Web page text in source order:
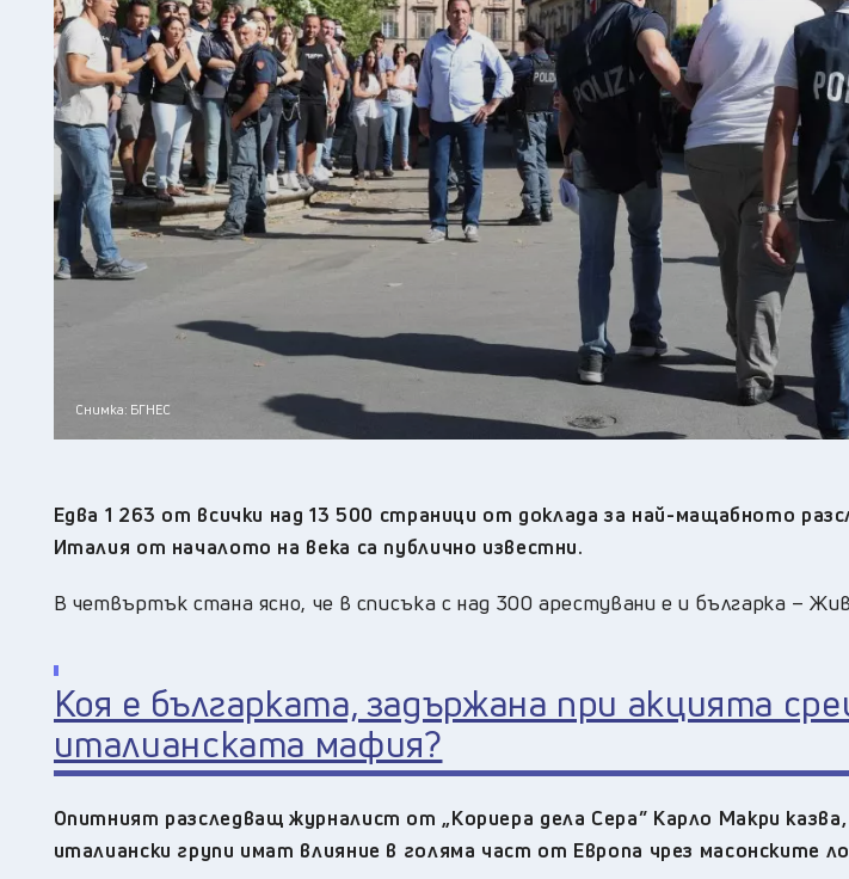
Перник, 24°C
Плевен , 25°C
Пловдив , 24°C
Разград 22°C
Русе 25°C
Силистра , 23 °C
Сливен °C
Смолян, 18
София , 25
Стара Загора 21°C
Търговище, 22 °C
Хасково 25°C
Шумен
Ямбол, 22°C
Снимка: БГНЕС
Едва 1 263 от всички над 13 500 страници от доклада за най-мащабното
Италия от началото на века са публично известни.
В четвъртък стана ясно, че в списъка с над 300 арестувани е и българка –
Коя е българката, задържана при акцията
италианската мафия?
Опитният разследващ журналист от „Кориера дела Сера” Карло Макри
италиански групи имат влияние в голяма част от Европа чрез масонските